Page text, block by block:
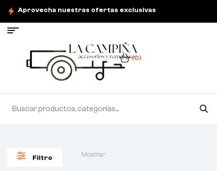
Aprovecha nuestras ofertas exclusivas
(0)
Filtro Mostrar